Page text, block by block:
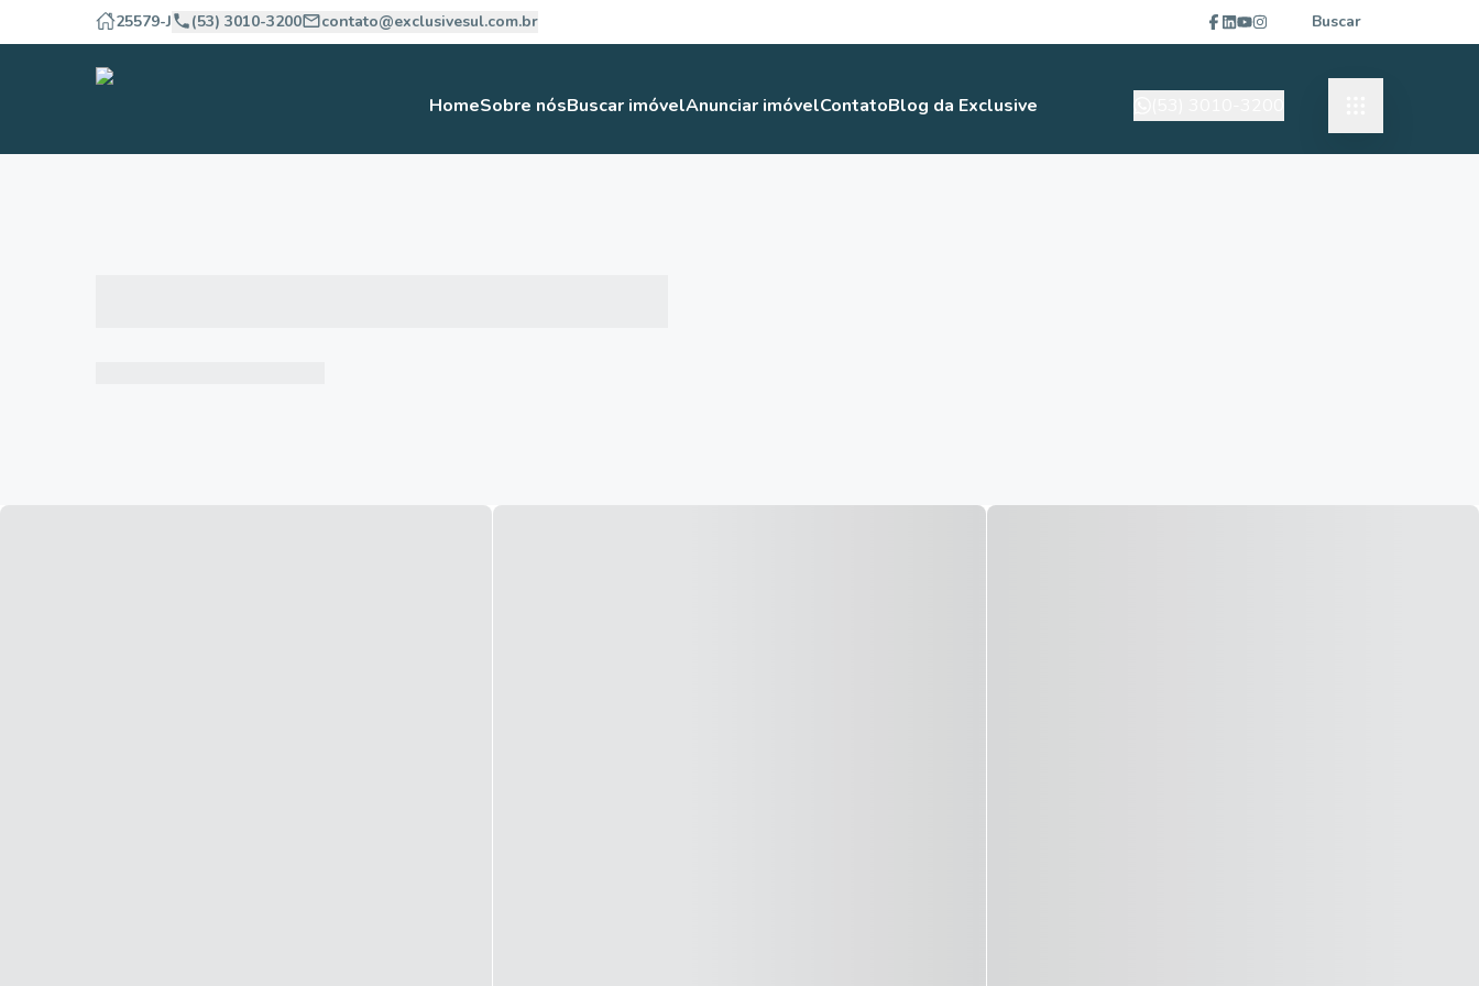
25579-J (53) 3010-3200 contato@exclusivesul.com.br Buscar
HomeSobre nósBuscar imóvelAnunciar imóvelContatoBlog da Exclusive